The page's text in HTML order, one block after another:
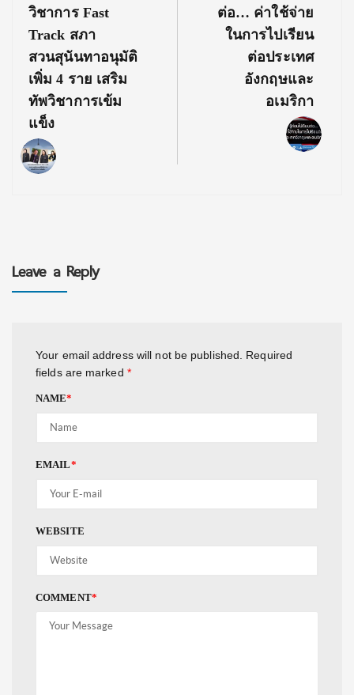
Post:
วิชาการ Fast
Track สภา
สวนสุนันทาอนุมัติ
เพิ่ม 4 ราย เสริม
ทัพวิชาการเข้ม
แข็ง
Post:
ต่อ… ค่าใช้จ่าย
ในการไปเรียน
ต่อประเทศ
อังกฤษและ
อเมริกา
Leave a Reply
Your email address will not be published.
Required
fields are marked *
NAME*
EMAIL*
WEBSITE
COMMENT*